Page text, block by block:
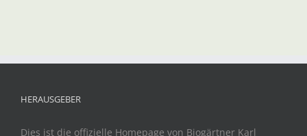
HERAUSGEBER
Dies ist die offizielle Homepage von Biogärtner Karl